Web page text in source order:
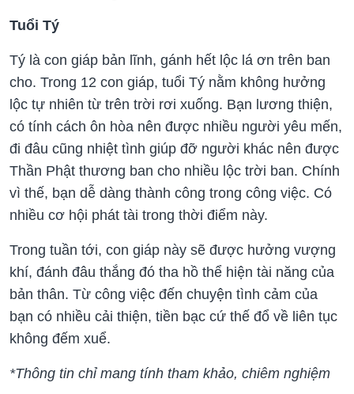
Tuổi Tý
Tý là con giáp bản lĩnh, gánh hết lộc lá ơn trên ban
cho. Trong 12 con giáp, tuổi Tý nằm không hưởng
lộc tự nhiên từ trên trời rơi xuống. Bạn lương thiện,
có tính cách ôn hòa nên được nhiều người yêu mến,
đi đâu cũng nhiệt tình giúp đỡ người khác nên được
Thần Phật thương ban cho nhiều lộc trời ban. Chính
vì thế, bạn dễ dàng thành công trong công việc. Có
nhiều cơ hội phát tài trong thời điểm này.
Trong tuần tới, con giáp này sẽ được hưởng vượng
khí, đánh đâu thắng đó tha hồ thể hiện tài năng của
bản thân. Từ công việc đến chuyện tình cảm của
bạn có nhiều cải thiện, tiền bạc cứ thế đổ về liên tục
không đếm xuể.
*Thông tin chỉ mang tính tham khảo, chiêm nghiệm